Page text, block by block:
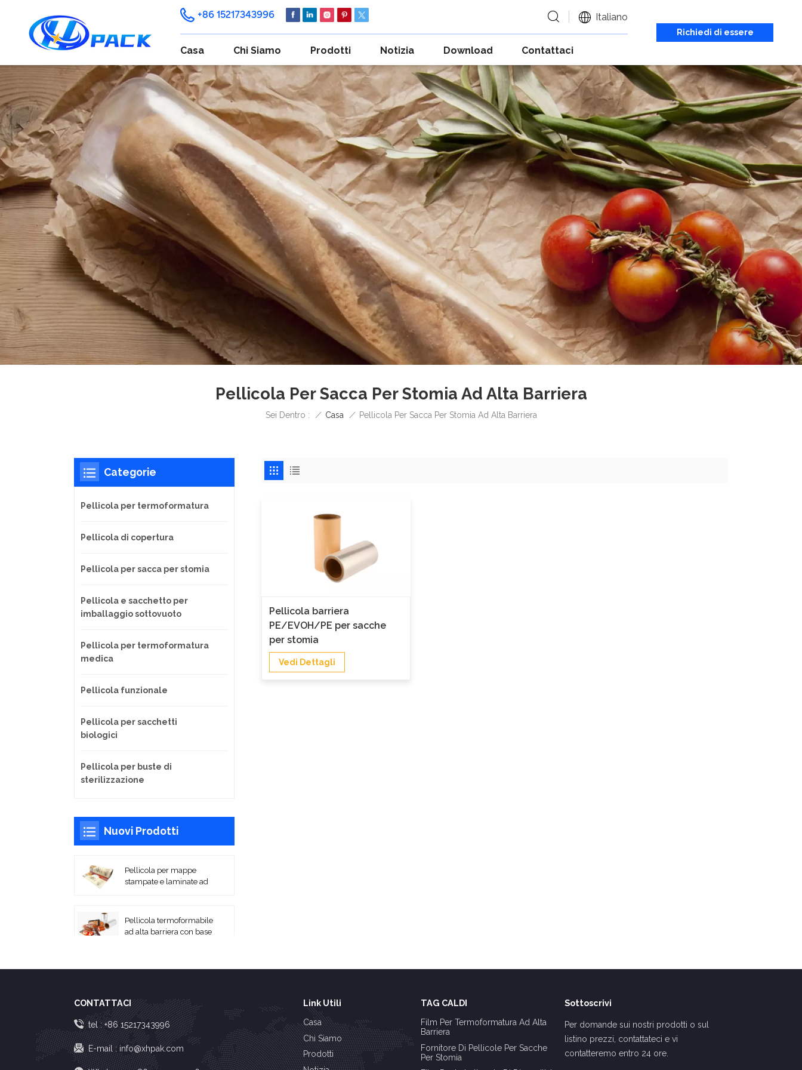
+86 15217343996 Italiano
Casa Chi Siamo Prodotti Notizia Download Contattaci
Richiedi di essere
Pellicola Per Sacca Per Stomia Ad Alta Barriera
Sei Dentro : / Casa / Pellicola Per Sacca Per Stomia Ad Alta Barriera
Pellicola barriera
PE/EVOH/PE per sacche
per stomia
Vedi Dettagli
Categorie
Pellicola per termoformatura
Pellicola di copertura
Pellicola per sacca per stomia
Pellicola e sacchetto per
imballaggio sottovuoto
Pellicola per termoformatura
medica
Pellicola funzionale
Pellicola per sacchetti
biologici
Pellicola per buste di
sterilizzazione
Nuovi Prodotti
Pellicola per mappe
stampate e laminate ad
Pellicola termoformabile
ad alta barriera con base
Film laminati flessibili
rotoli
Sacchetti sottovuoto
coestrusi in PA/PE
CONTATTACI
tel :+86 15217343996
E-mail : info@xhpak.com
Link Utili
Casa
Chi Siamo
Prodotti
TAG CALDI
Film Per Termoformatura Ad Alta
Barriera
Fornitore Di Pellicole Per Sacche
Per Stomia
Sottoscrivi
Per domande sui nostri prodotti o sul
listino prezzi, contattateci e vi
contatteremo entro 24 ore.